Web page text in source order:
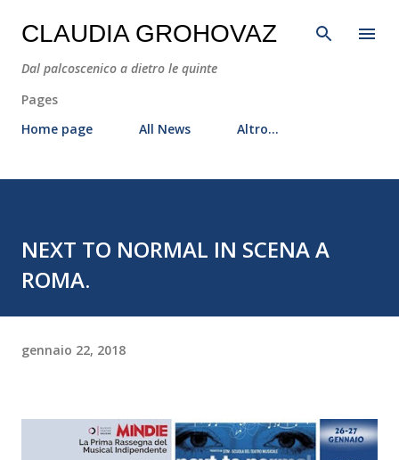
Passa ai contenuti principali
CLAUDIA GROHOVAZ
Dal palcoscenico a dietro le quinte
Pages
Home page
All News Altro…
NEXT TO NORMAL IN SCENA A
ROMA.
gennaio 22, 2018